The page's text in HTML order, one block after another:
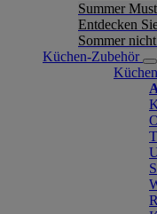
Summer
Entdecken
Sommer
Küchen-Zubehör